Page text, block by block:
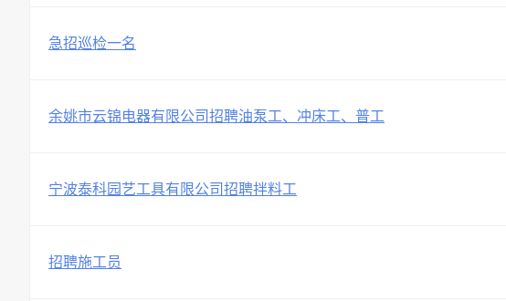
急招巡检一名
余姚市云锦电器有限公司招聘油泵工、冲床工、普工
宁波泰科园艺工具有限公司招聘拌料工
招聘施工员